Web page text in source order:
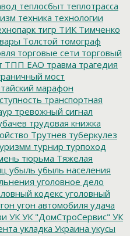
теплосбыт теплотрасса
техника технологии
тигр ТИК Тимченко
Толстой томограф
торговые сети торговый
ТПП ЕАО травма трагедия
мост
марафон
транспортная
тревожный сигнал
трудовая книжка
Трутнев туберкулез
турнир турпоход
тюрьма Тяжелая
убыль убыль населения
уголовное дело
кодекс уголовный
угон автомобиля удача
УК УК "ДомСтроСервис" УК
укладка Украина укусы